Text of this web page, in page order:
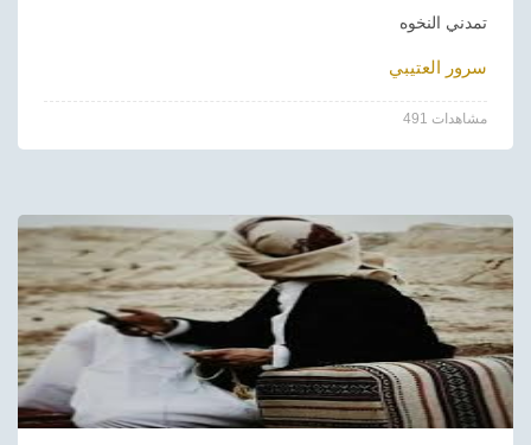
تمدني النخوه
سرور العتيبي
491 مشاهدات